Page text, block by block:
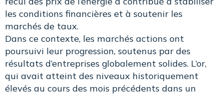
les conditions financières et à soutenir les
marchés de taux.
Dans ce contexte, les marchés actions ont
poursuivi leur progression, soutenus par des
résultats d’entreprises globalement solides. L’or,
qui avait atteint des niveaux historiquement
élevés au cours des mois précédents dans un